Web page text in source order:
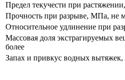
Предел текучести при
Прочность при разрыве, МПа, не
Относительное удлинение при
Массовая доля экстрагируемых
более
Запах и привкус водных